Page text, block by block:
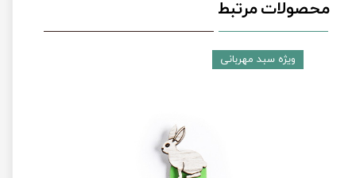
محصولات مرتبط
ویژه سبد مهربانی